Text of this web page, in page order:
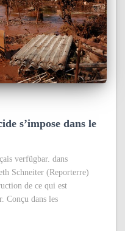
s’impose dans le
verfügbar. dans
Schneiter (Reporterre)
de ce qui est
Conçu dans les